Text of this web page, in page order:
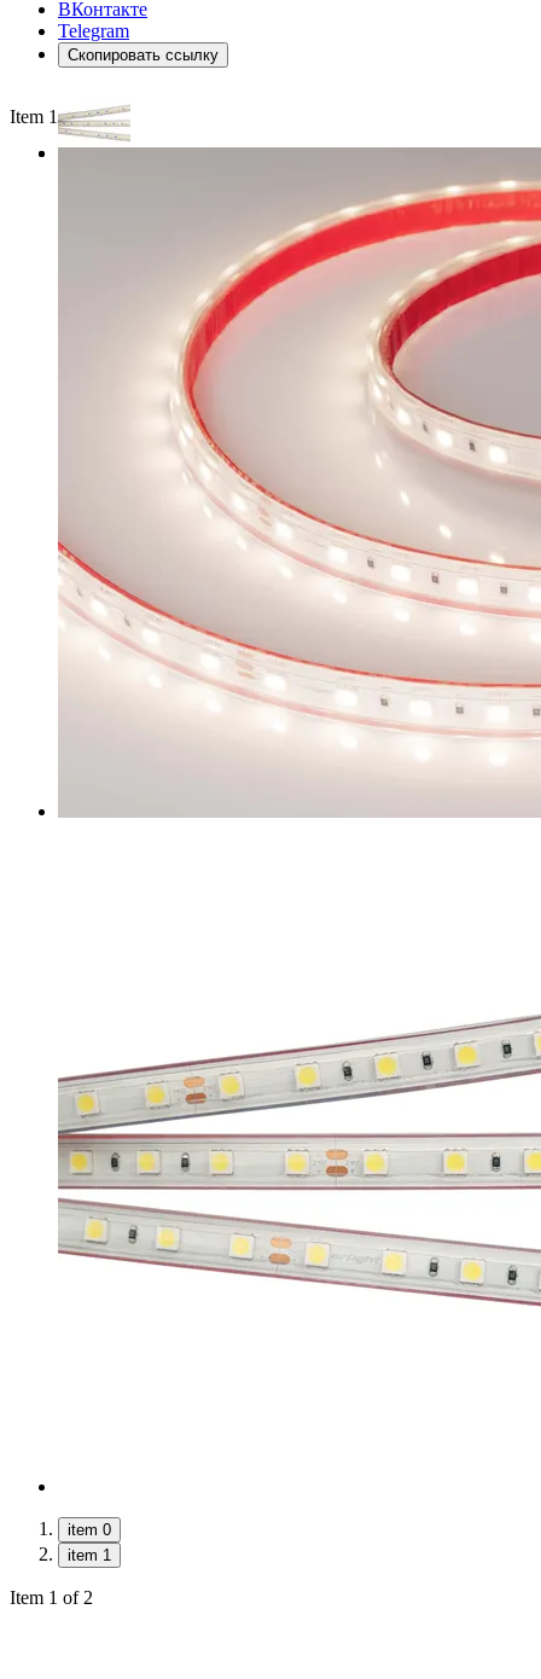
ВКонтакте
Telegram
Скопировать ссылку
Item 1 of 2
item 0
item 1
Item 1 of 2